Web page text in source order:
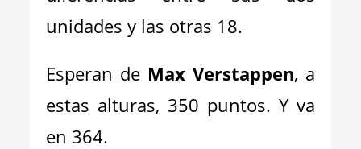
unidades y las otras 18.
Esperan de Max Verstappen, a
estas alturas, 350 puntos. Y va
en 364.